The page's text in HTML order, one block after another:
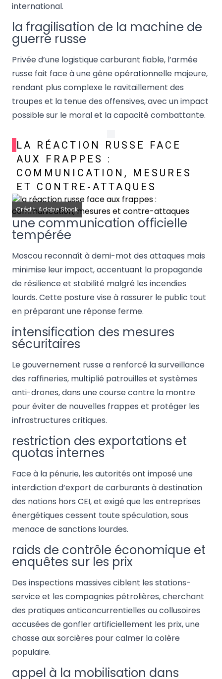
international.
la fragilisation de la machine de
guerre russe
Privée d’une logistique carburant fiable, l’armée
russe fait face à une gêne opérationnelle majeure,
rendant plus complexe le ravitaillement des
troupes et la tenue des offensives, avec un impact
possible sur le moral et la capacité combattante.
LA RÉACTION RUSSE FACE
AUX FRAPPES :
COMMUNICATION, MESURES
ET CONTRE-ATTAQUES
Crédit: Adobe Stock
une communication officielle
tempérée
Moscou reconnaît à demi-mot des attaques mais
minimise leur impact, accentuant la propagande
de résilience et stabilité malgré les incendies
lourds. Cette posture vise à rassurer le public tout
en préparant une réponse ferme.
intensification des mesures
sécuritaires
Le gouvernement russe a renforcé la surveillance
des raffineries, multiplié patrouilles et systèmes
anti-drones, dans une course contre la montre
pour éviter de nouvelles frappes et protéger les
infrastructures critiques.
restriction des exportations et
quotas internes
Face à la pénurie, les autorités ont imposé une
interdiction d’export de carburants à destination
des nations hors CEI, et exigé que les entreprises
énergétiques cessent toute spéculation, sous
menace de sanctions lourdes.
raids de contrôle économique et
enquêtes sur les prix
Des inspections massives ciblent les stations-
service et les compagnies pétrolières, cherchant
des pratiques anticoncurrentielles ou collusoires
accusées de gonfler artificiellement les prix, une
chasse aux sorcières pour calmer la colère
populaire.
appel à la mobilisation dans